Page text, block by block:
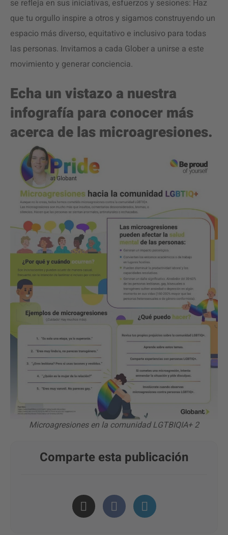
se refleja en sus iniciativas, esfuerzos y sesiones: Haz
que tu orgullo inspire a otros y sigamos construyendo un
espacio más diverso, equitativo e inclusivo para todas
las personas. Invitamos a cada Glober a unirse a este
movimiento y generar conciencia.
Echa un vistazo a nuestra
infografía para conocer más
acerca de las microagresiones.
Microagresiones en la comunidad LGTBIQIA+ 2
Comparte esta publicación